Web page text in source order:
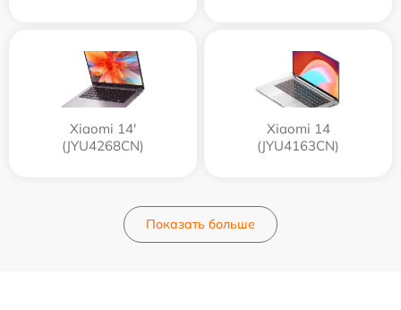
Xiaomi 14'
(JYU4268CN)
Xiaomi 14
(JYU4163CN)
Показать больше